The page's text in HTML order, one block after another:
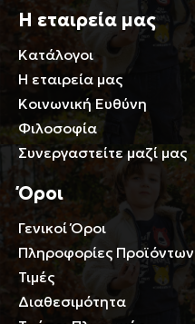
Η εταιρεία μας
Κατάλογοι
Η εταιρεία μας
Κοινωνική Ευθύνη
Φιλοσοφία
Συνεργαστείτε μαζί μας
Όροι
Γενικοί Όροι
Πληροφορίες Προϊόντων
Τιμές
Διαθεσιμότητα